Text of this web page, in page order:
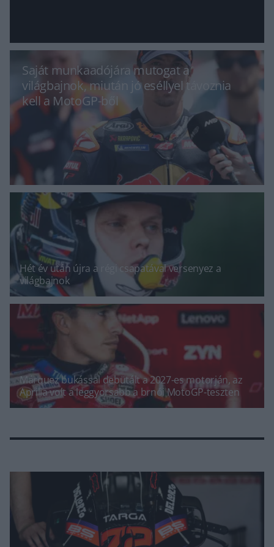
Saját munkaadójára mutogat a
világbajnok, miután jó eséllyel távoznia
kell a MotoGP-ből
Hét év után újra a régi csapatával versenyez a
világbajnok
Márquez bukással debütált a 2027-es motorján, az
Aprilia volt a leggyorsabb a brnói MotoGP-teszten